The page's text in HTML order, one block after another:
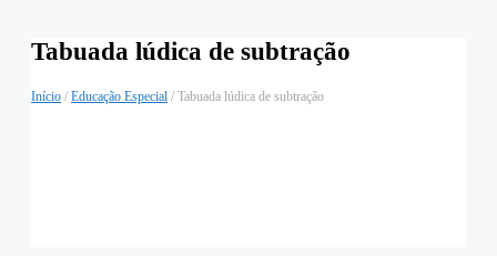
Tabuada lúdica de subtração
Início / Educação Especial / Tabuada lúdica de subtração